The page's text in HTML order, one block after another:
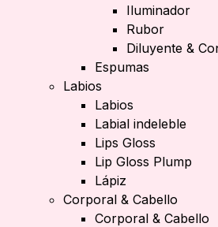
Iluminador
Rubor
Diluyente &
Espumas
Labios
Labios
Labial indeleble
Lips Gloss
Lip Gloss Plump
Lápiz
Corporal & Cabello
Corporal & Cabello